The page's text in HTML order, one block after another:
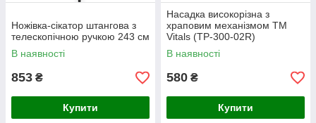
Ножівка-сікатор штангова з
телескопічною ручкою 243 см
В наявності
853 ₴
Купити
Насадка високорізна з
храповим механізмом ТМ
Vitals (ТР-300-02R)
В наявності
580 ₴
Купити